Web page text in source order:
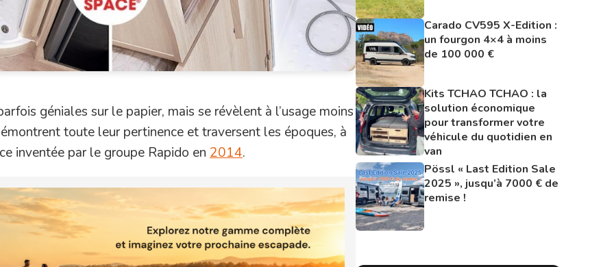
géniales sur le papier, mais se révèlent à l’usage moins
toute leur pertinence et traversent les époques, à
inventée par le groupe Rapido en 2014.
Carado CV595 X-Edition :
un fourgon 4×4 à moins
de 100 000 €
Kits TCHAO TCHAO : la
solution économique
pour transformer votre
véhicule du quotidien en
van
Pössl « Last Edition Sale
2025 », jusqu’à 7000 € de
remise !